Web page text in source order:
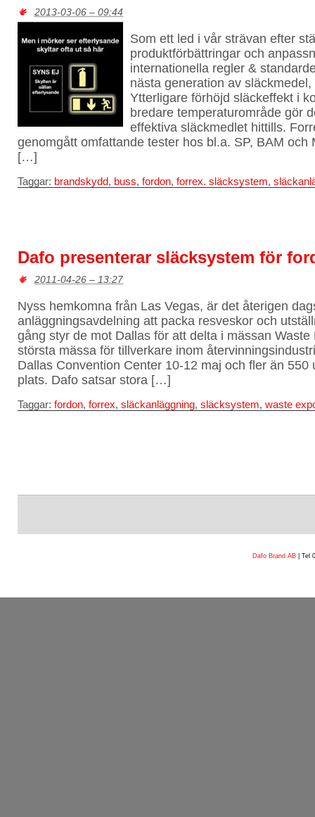
2013-03-06 – 09:44
Som ett led i vår strävan efter
produktförbättringar och
internationella regler &
nästa generation av
Ytterligare förhöjd släckeffekt i
bredare temperaturområde gör
effektiva släckmedlet hittills.
genomgått omfattande tester hos bl.a. SP, BAM och
[…]
Taggar: brandskydd, buss, fordon, forrex. släcksystem,
Dafo presenterar släcksystem för
2011-04-26 – 13:27
Nyss hemkomna från Las Vegas, är det återigen
anläggningsavdelning att packa resveskor och
gång styr de mot Dallas för att delta i mässan
största mässa för tillverkare inom
Dallas Convention Center 10-12 maj och fler än 550
plats. Dafo satsar stora […]
Taggar: fordon, forrex, släckanläggning, släcksystem, waste
Dafo Brand AB | Tel